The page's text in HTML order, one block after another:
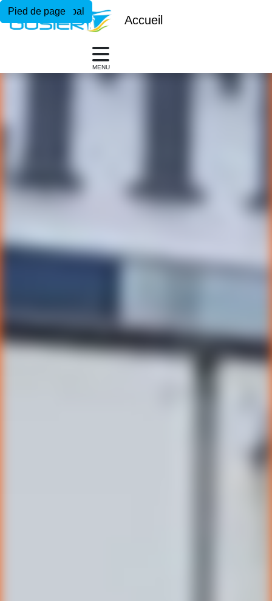
Menu principal
Contenu principal
Pied de page
Accueil
MENU